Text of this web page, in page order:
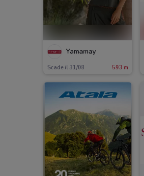
Yamamay
Scade il 31/08 593 m